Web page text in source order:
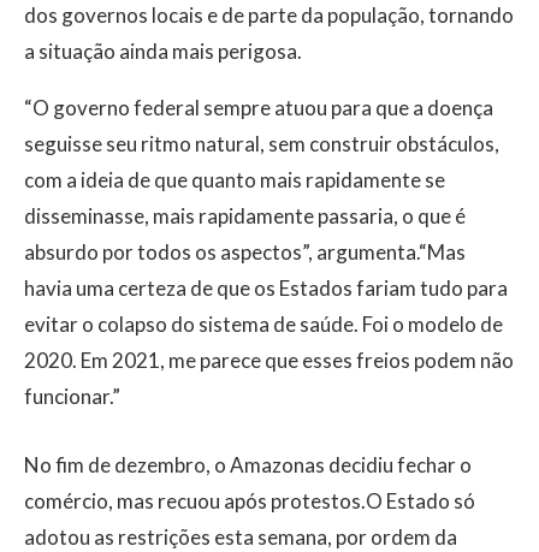
dos governos locais e de parte da população, tornando
a situação ainda mais perigosa.
“O governo federal sempre atuou para que a doença
seguisse seu ritmo natural, sem construir obstáculos,
com a ideia de que quanto mais rapidamente se
disseminasse, mais rapidamente passaria, o que é
absurdo por todos os aspectos”, argumenta.“Mas
havia uma certeza de que os Estados fariam tudo para
evitar o colapso do sistema de saúde. Foi o modelo de
2020. Em 2021, me parece que esses freios podem não
funcionar.”
No fim de dezembro, o Amazonas decidiu fechar o
comércio, mas recuou após protestos.O Estado só
adotou as restrições esta semana, por ordem da